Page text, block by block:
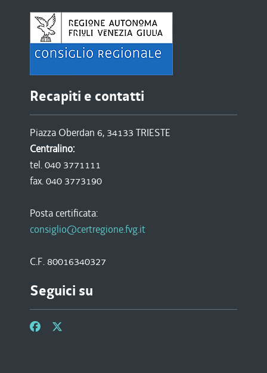
Recapiti e contatti
Piazza Oberdan 6, 34133 TRIESTE
Centralino:
tel. 040 3771111
fax. 040 3773190
Posta certificata:
consiglio@certregione.fvg.it
C.F. 80016340327
Seguici su